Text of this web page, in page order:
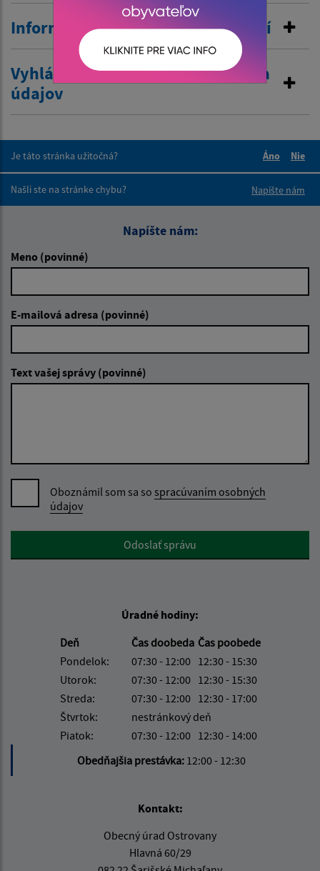
Informovanie o pobyte v zahraničí
Vyhlásenie o zákaze poskytovania
údajov
Je táto stránka užitočná?
Áno
Nie
Našli ste na stránke chybu?
Napíšte nám
Napíšte nám:
Meno (povinné)
E-mailová adresa (povinné)
Text vašej správy (povinné)
Oboznámil som sa so spracúvaním osobných
údajov
Google reCaptcha ResponseOdoslať správu
Úradné hodiny:
Deň
Čas doobeda Čas poobede
Pondelok:
07:30 - 12:00 12:30 - 15:30
Utorok:
07:30 - 12:00 12:30 - 15:30
Streda:
07:30 - 12:00 12:30 - 17:00
Štvrtok:
nestránkový deň
Piatok:
07:30 - 12:00 12:30 - 14:00
Obedňajšia prestávka: 12:00 - 12:30
Kontakt:
Obecný úrad Ostrovany
Hlavná 60/29